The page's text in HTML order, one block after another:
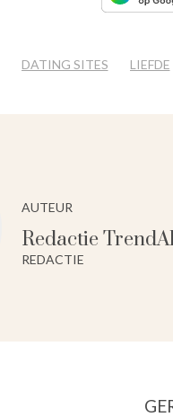
DATING SITES LIEFDE
AUTEUR
Redactie
REDACTIE